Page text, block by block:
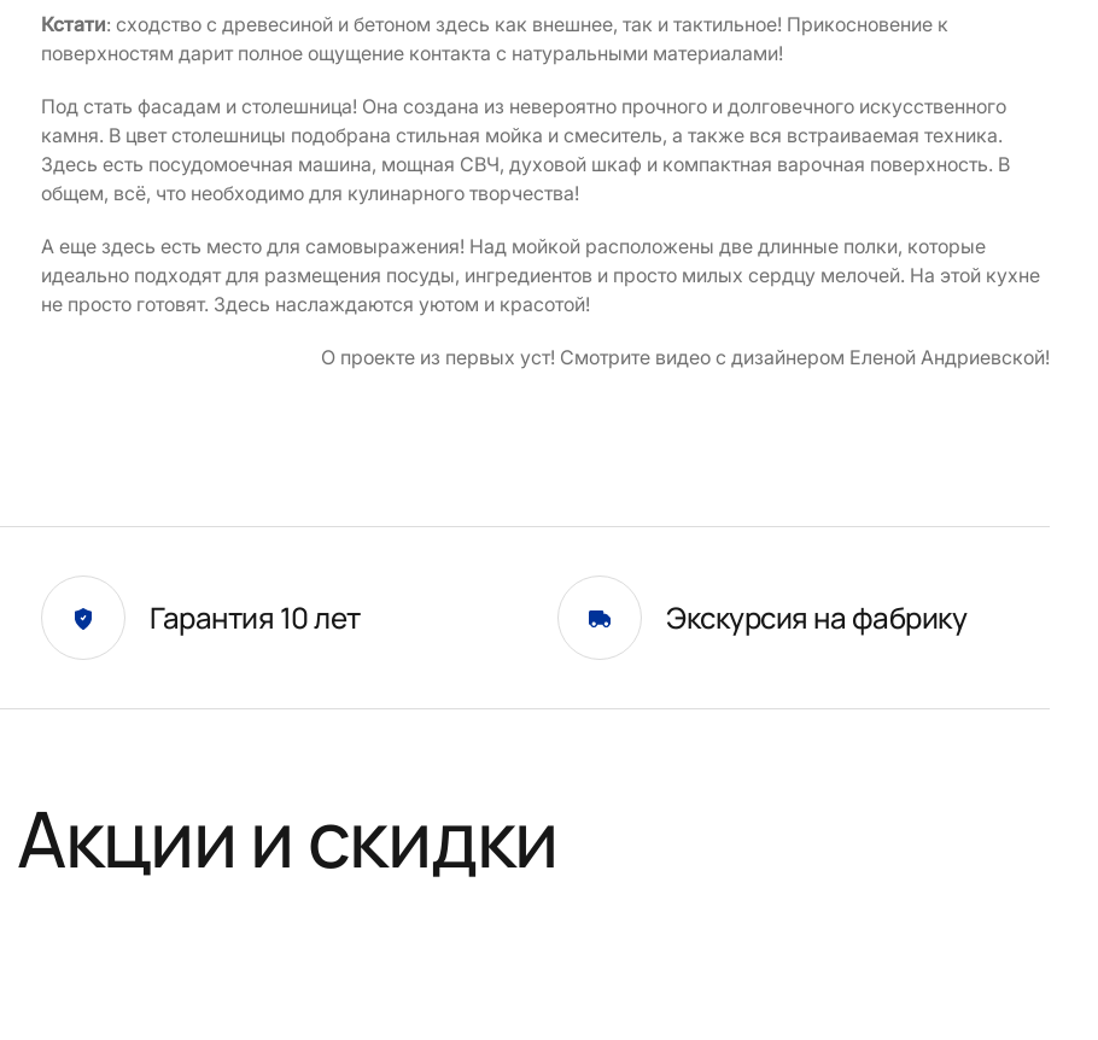
Кстати: сходство с древесиной и бетоном здесь как внешнее, так и тактильное! Прикосновение к
поверхностям дарит полное ощущение контакта с натуральными материалами!
Под стать фасадам и столешница! Она создана из невероятно прочного и долговечного искусственного
камня. В цвет столешницы подобрана стильная мойка и смеситель, а также вся встраиваемая техника.
Здесь есть посудомоечная машина, мощная СВЧ, духовой шкаф и компактная варочная поверхность. В
общем, всё, что необходимо для кулинарного творчества!
А еще здесь есть место для самовыражения! Над мойкой расположены две длинные полки, которые
идеально подходят для размещения посуды, ингредиентов и просто милых сердцу мелочей. На этой кухне
не просто готовят. Здесь наслаждаются уютом и красотой!
О проекте из первых уст! Смотрите видео с дизайнером Еленой Андриевской!
Гарантия 10 лет Экскурсия на фабрику
Акции и скидки